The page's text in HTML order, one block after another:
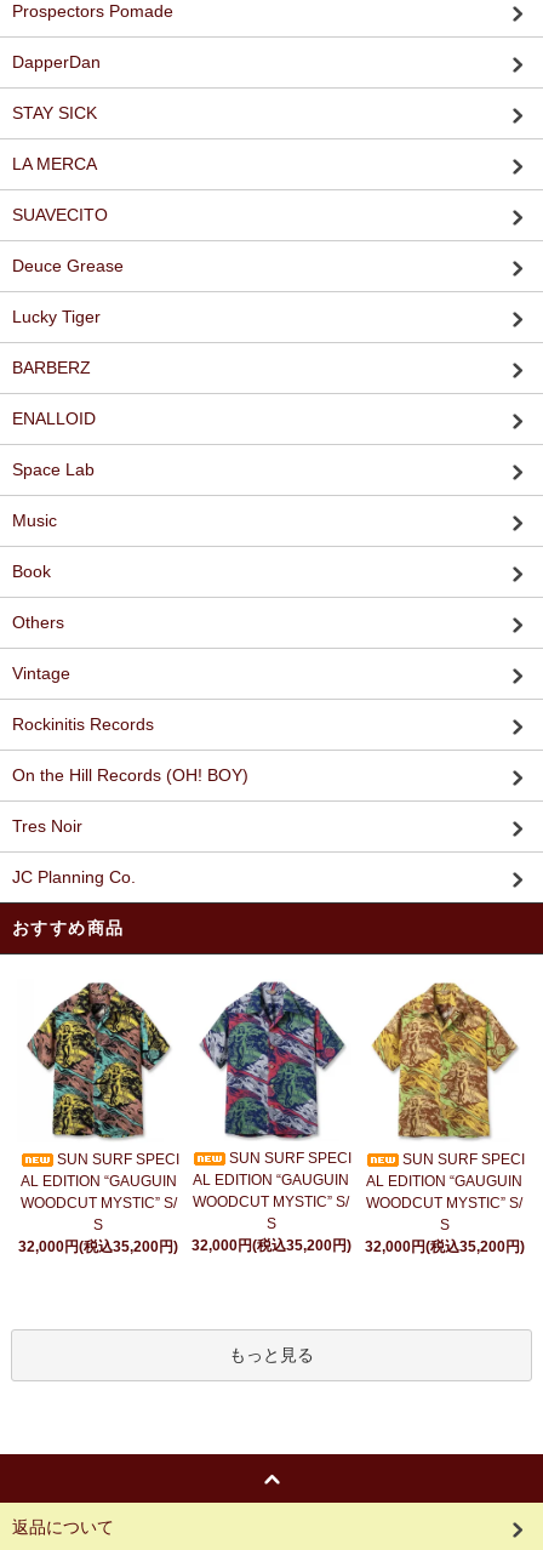
Prospectors Pomade
DapperDan
STAY SICK
LA MERCA
SUAVECITO
Deuce Grease
Lucky Tiger
BARBERZ
ENALLOID
Space Lab
Music
Book
Others
Vintage
Rockinitis Records
On the Hill Records (OH! BOY)
Tres Noir
JC Planning Co.
おすすめ商品
SUN SURF SPECI
AL EDITION “GAUGUIN
WOODCUT MYSTIC” S/
S
32,000円(税込35,200円)
SUN SURF SPECI
AL EDITION “GAUGUIN
WOODCUT MYSTIC” S/
S
32,000円(税込35,200円)
SUN SURF SPECI
AL EDITION “GAUGUIN
WOODCUT MYSTIC” S/
S
32,000円(税込35,200円)
もっと見る
返品について